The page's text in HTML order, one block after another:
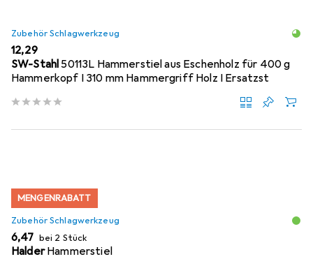
Zubehör Schlagwerkzeug
EUR
12,29
SW-Stahl50113L Hammerstiel aus Eschenholz für 400 g
Hammerkopf I 310 mm Hammergriff Holz I Ersatzst
MENGENRABATT
Zubehör Schlagwerkzeug
EUR
6,47 bei 2 Stück
Halder Hammerstiel